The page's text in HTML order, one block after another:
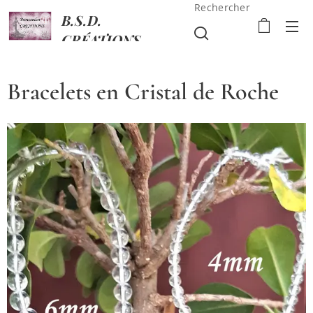
B.S.D.
CRÉATIONS
Rechercher
Bracelets en Cristal de Roche